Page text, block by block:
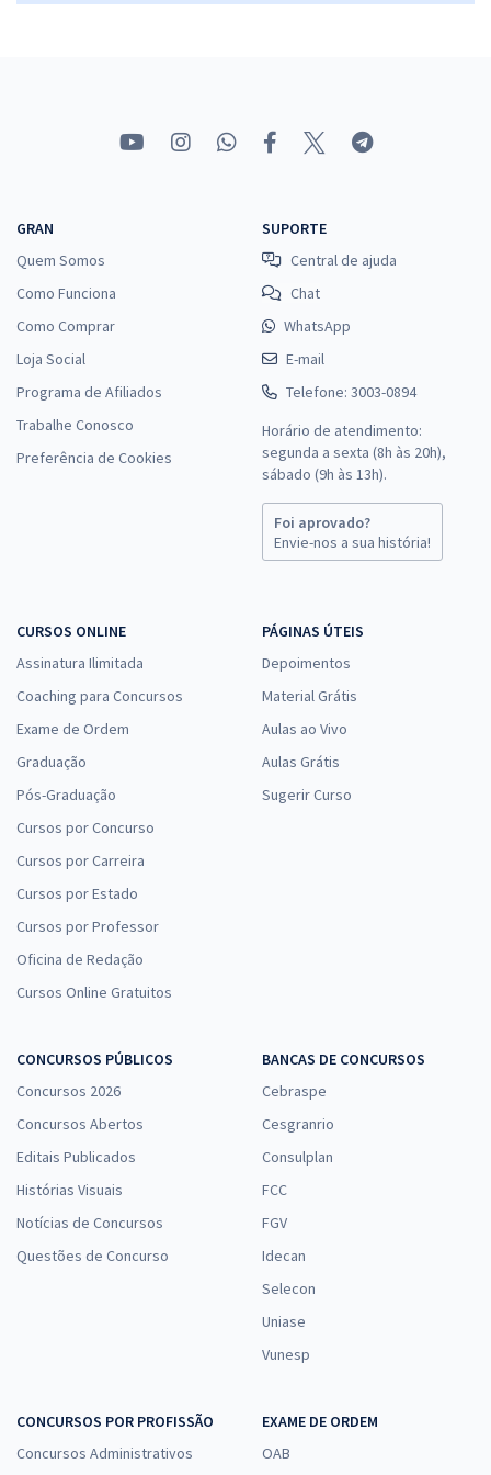
GRAN
Quem Somos
Como Funciona
Como Comprar
Loja Social
Programa de Afiliados
Trabalhe Conosco
Preferência de Cookies
SUPORTE
Central de ajuda
Chat
WhatsApp
E-mail
Telefone: 3003-0894
Horário de atendimento:
segunda a sexta (8h às 20h),
sábado (9h às 13h).
Foi aprovado?
Envie-nos a sua história!
CURSOS ONLINE
Assinatura Ilimitada
Coaching para Concursos
Exame de Ordem
Graduação
Pós-Graduação
Cursos por Concurso
Cursos por Carreira
Cursos por Estado
Cursos por Professor
Oficina de Redação
Cursos Online Gratuitos
PÁGINAS ÚTEIS
Depoimentos
Material Grátis
Aulas ao Vivo
Aulas Grátis
Sugerir Curso
CONCURSOS PÚBLICOS
Concursos 2026
Concursos Abertos
Editais Publicados
Histórias Visuais
Notícias de Concursos
Questões de Concurso
BANCAS DE CONCURSOS
Cebraspe
Cesgranrio
Consulplan
FCC
FGV
Idecan
Selecon
Uniase
Vunesp
CONCURSOS POR PROFISSÃO
Concursos Administrativos
EXAME DE ORDEM
OAB